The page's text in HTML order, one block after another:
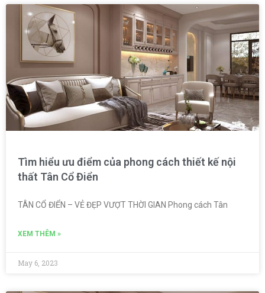
Tìm hiểu ưu điểm của phong cách thiết kế nội
thất Tân Cổ Điển
TÂN CỔ ĐIỂN – VẺ ĐẸP VƯỢT THỜI GIAN Phong cách Tân
XEM THÊM »
May 6, 2023